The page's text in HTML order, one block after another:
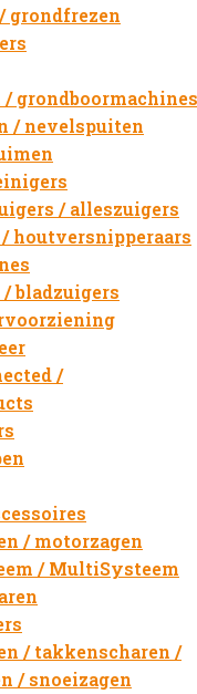
grondfrezen
/ grondboormachines
/ nevelspuiten
/ alleszuigers
houtversnipperaars
bladzuigers
/
/ motorzagen
/ MultiSysteem
/ takkenscharen /
/ snoeizagen